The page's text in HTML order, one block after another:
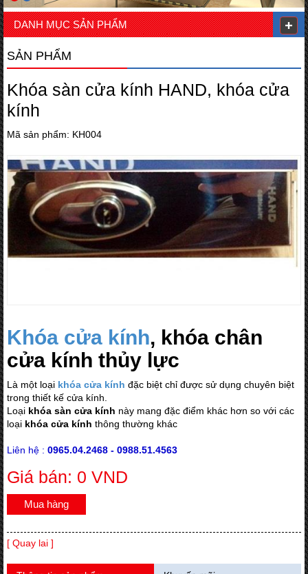
DANH MỤC SẢN PHẨM
SẢN PHẨM
Khóa sàn cửa kính HAND, khóa cửa
kính
Mã sản phẩm: KH004
Khóa cửa kính, khóa chân
cửa kính thủy lực
Là một loại khóa cửa kính đặc biệt chỉ được sử dụng chuyên biệt
trong thiết kế cửa kính.
Loại khóa sàn cửa kính này mang đặc điểm khác hơn so với các
loại khóa cửa kính thông thường khác
Liên hệ : 0965.04.2468 - 0988.51.4563
Giá bán: 0 VND
Mua hàng
[ Quay lai ]